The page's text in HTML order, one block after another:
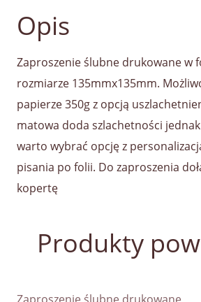
Opis
Zaproszenie ślubne drukowane w
rozmiarze 135mmx135mm.
papierze 350g z opcją
matowa doda szlachetności
warto wybrać opcję z
pisania po folii. Do zaproszenia
kopertę
Produkty